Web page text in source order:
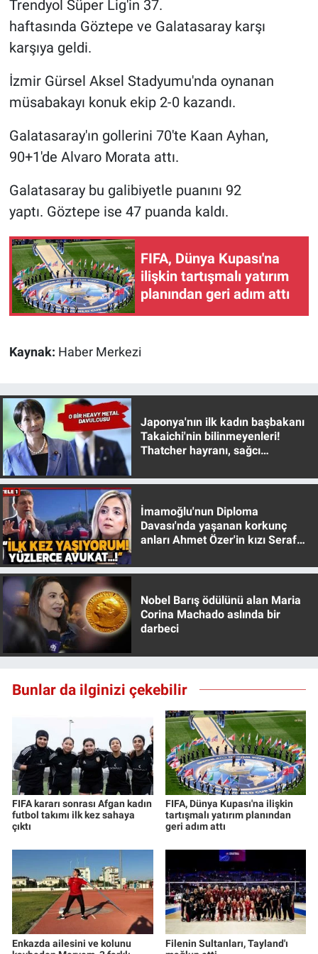
Trendyol Süper Lig'in 37.
haftasında Göztepe ve Galatasaray karşı
karşıya geldi.
İzmir Gürsel Aksel Stadyumu'nda oynanan
müsabakayı konuk ekip 2-0 kazandı.
Galatasaray'ın gollerini 70'te Kaan Ayhan,
90+1'de Alvaro Morata attı.
Galatasaray bu galibiyetle puanını 92
yaptı. Göztepe ise 47 puanda kaldı.
FIFA, Dünya Kupası'na
ilişkin tartışmalı yatırım
planından geri adım attı
Kaynak: Haber Merkezi
Japonya'nın ilk kadın başbakanı
Takaichi'nin bilinmeyenleri!
Thatcher hayranı, sağcı
İmamoğlu'nun Diploma
Davası'nda yaşanan korkunç
anları Ahmet Özer'in kızı Seraf
Nobel Barış ödülünü alan Maria
Corina Machado aslında bir
darbeci
Bunlar da ilginizi çekebilir
FIFA kararı sonrası Afgan kadın
futbol takımı ilk kez sahaya
çıktı
FIFA, Dünya Kupası'na ilişkin
tartışmalı yatırım planından
geri adım attı
Enkazda ailesini ve kolunu
Filenin Sultanları, Tayland'ı
Gündem Özel
Haber
İlan
Koronavirüs
Kültür Sanat
Ne demişti
Popüler
Programlar
Sağlık
Spor
Teknoloji
Türkiye'nin Geleceği
Türkiye'nin Gündemi
Yerel Gündem
Yerel Yaşam
Canlı Yayın